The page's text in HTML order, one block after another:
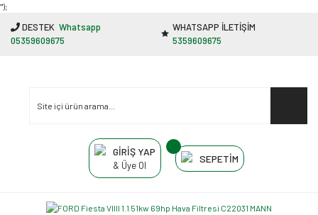
"');
DESTEK Whatsapp
05359609675
WHATSAPP İLETİŞİM
5359609675
GİRİŞ YAP
& Üye Ol
SEPETİM